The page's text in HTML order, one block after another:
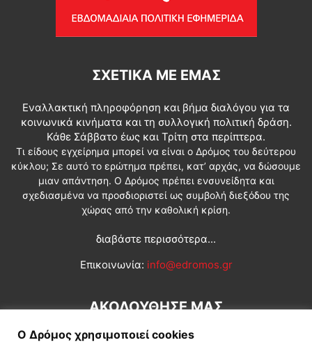
ΣΧΕΤΙΚΆ ΜΕ ΕΜΆΣ
Εναλλακτική πληροφόρηση και βήμα διαλόγου για τα
κοινωνικά κινήματα και τη συλλογική πολιτική δράση.
Κάθε Σάββατο έως και Τρίτη στα περίπτερα.
Τι είδους εγχείρημα μπορεί να είναι ο Δρόμος του δεύτερου
κύκλου; Σε αυτό το ερώτημα πρέπει, κατ’ αρχάς, να δώσουμε
μιαν απάντηση. Ο Δρόμος πρέπει ενσυνείδητα και
σχεδιασμένα να προσδιοριστεί ως συμβολή διεξόδου της
χώρας από την καθολική κρίση.
διαβάστε περισσότερα...
Επικοινωνία: info@edromos.gr
ΑΚΟΛΟΥΘΗΣΕ ΜΑΣ
Ο Δρόμος χρησιμοποιεί cookies